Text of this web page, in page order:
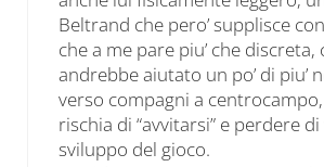
Beltrand che pero’ supplisce
che a me pare piu’ che discreta,
andrebbe aiutato un po’ di piu’
verso compagni a
rischia di “avvitarsi” e perdere
sviluppo del gioco.